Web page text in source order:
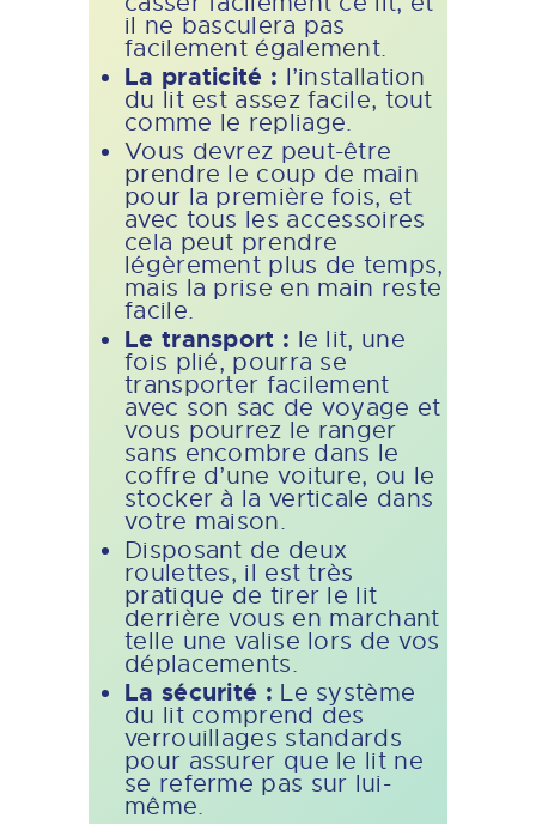
il ne basculera pas
facilement également.
La praticité : l’installation
du lit est assez facile, tout
comme le repliage.
Vous devrez peut-être
prendre le coup de main
pour la première fois, et
avec tous les accessoires
cela peut prendre
légèrement plus de temps,
mais la prise en main reste
facile.
Le transport : le lit, une
fois plié, pourra se
transporter facilement
avec son sac de voyage et
vous pourrez le ranger
sans encombre dans le
coffre d’une voiture, ou le
stocker à la verticale dans
votre maison.
Disposant de deux
roulettes, il est très
pratique de tirer le lit
derrière vous en marchant
telle une valise lors de vos
déplacements.
La sécurité : Le système
du lit comprend des
verrouillages standards
pour assurer que le lit ne
se referme pas sur lui-
même.